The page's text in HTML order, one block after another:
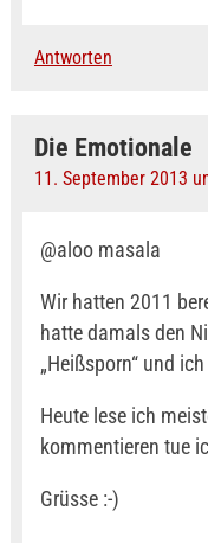
Antworten
Die Emotionale
11. September 2013
@aloo masala
Wir hatten 2011
hatte damals den
„Heißsporn“ und
Heute lese ich
kommentieren tue
Grüsse :-)